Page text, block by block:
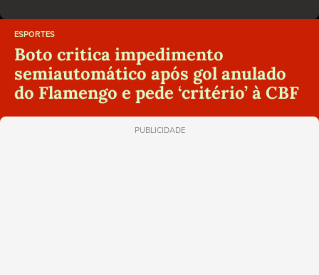
ESPORTES
Boto critica impedimento
semiautomático após gol anulado
do Flamengo e pede ‘critério’ à CBF
PUBLICIDADE